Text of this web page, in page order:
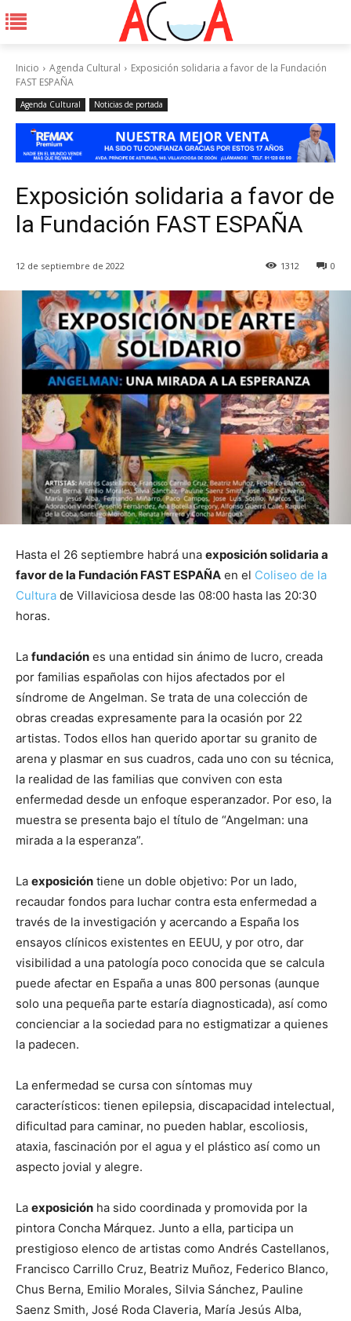
Inicio Agenda Cultural
Exposición solidaria a favor de la Fundación
FAST ESPAÑA
Agenda Cultural Noticias de portada
Exposición solidaria a favor de
la Fundación FAST ESPAÑA
12 de septiembre de 2022 0
1312
Hasta el 26 septiembre habrá una exposición solidaria a
favor de la Fundación FAST ESPAÑA en el Coliseo de la
Cultura de Villaviciosa desde las 08:00 hasta las 20:30
horas.
La fundación es una entidad sin ánimo de lucro, creada
por familias españolas con hijos afectados por el
síndrome de Angelman. Se trata de una colección de
obras creadas expresamente para la ocasión por 22
artistas. Todos ellos han querido aportar su granito de
arena y plasmar en sus cuadros, cada uno con su técnica,
la realidad de las familias que conviven con esta
enfermedad desde un enfoque esperanzador. Por eso, la
muestra se presenta bajo el título de “Angelman: una
mirada a la esperanza”.
La exposición tiene un doble objetivo: Por un lado,
recaudar fondos para luchar contra esta enfermedad a
través de la investigación y acercando a España los
ensayos clínicos existentes en EEUU, y por otro, dar
visibilidad a una patología poco conocida que se calcula
puede afectar en España a unas 800 personas (aunque
solo una pequeña parte estaría diagnosticada), así como
concienciar a la sociedad para no estigmatizar a quienes
la padecen.
La enfermedad se cursa con síntomas muy
característicos: tienen epilepsia, discapacidad intelectual,
dificultad para caminar, no pueden hablar, escoliosis,
ataxia, fascinación por el agua y el plástico así como un
aspecto jovial y alegre.
La exposición ha sido coordinada y promovida por la
pintora Concha Márquez. Junto a ella, participa un
prestigioso elenco de artistas como Andrés Castellanos,
Francisco Carrillo Cruz, Beatriz Muñoz, Federico Blanco,
Chus Berna, Emilio Morales, Silvia Sánchez, Pauline
Saenz Smith, José Roda Claveria, María Jesús Alba,